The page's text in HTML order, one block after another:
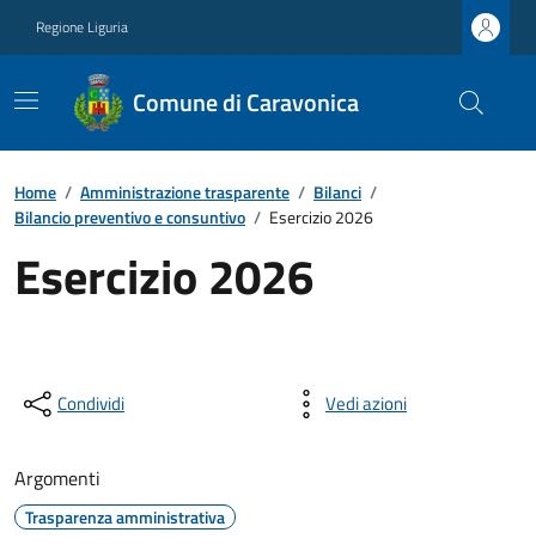
Regione Liguria
Comune di Caravonica
Home / Amministrazione trasparente / Bilanci /
Bilancio preventivo e consuntivo / Esercizio 2026
Esercizio 2026
Condividi Vedi azioni
Argomenti
Trasparenza amministrativa